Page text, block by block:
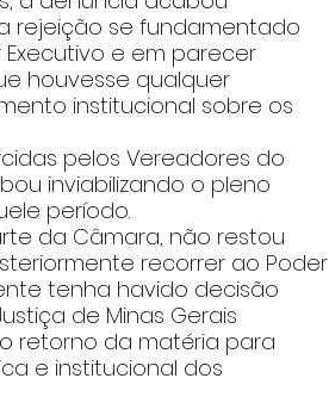
rejeição se fundamentado
e em parecer
houvesse qualquer
institucional sobre os
pelos Vereadores do
inviabilizando o pleno
período.
da Câmara, não restou
recorrer ao Poder
tenha havido decisão
de Minas Gerais
retorno da matéria para
e institucional dos